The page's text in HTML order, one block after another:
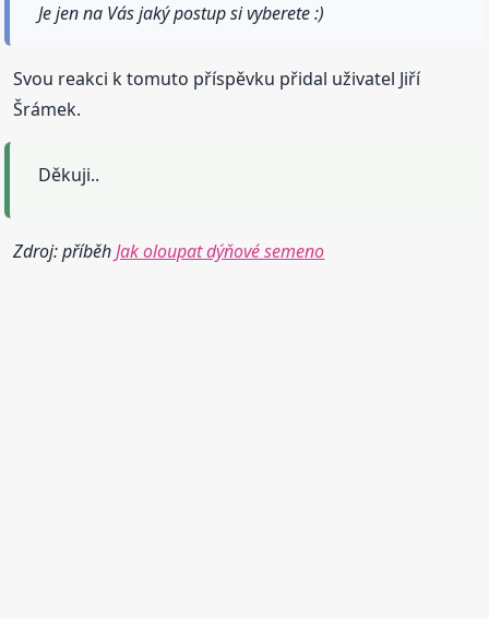
Je jen na Vás jaký postup si vyberete :)
Svou reakci k tomuto příspěvku přidal uživatel Jiří
Šrámek.
Děkuji..
Zdroj: příběhJak oloupat dýňové semeno